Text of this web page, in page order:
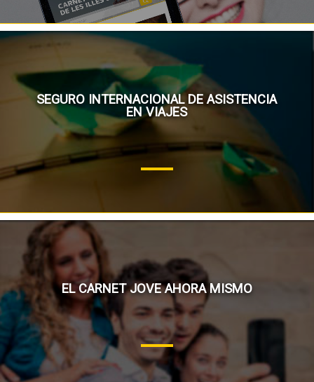
SEGURO INTERNACIONAL DE ASISTENCIA
EN VIAJES
EL CARNET JOVE AHORA MISMO